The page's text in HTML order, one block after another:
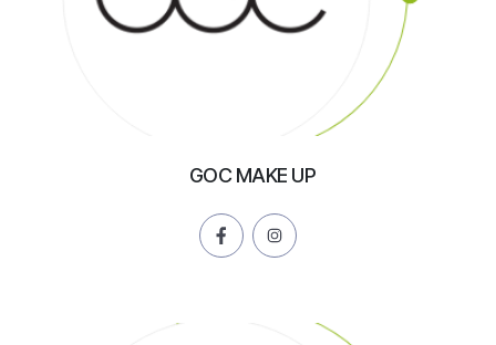
GOC MAKE UP